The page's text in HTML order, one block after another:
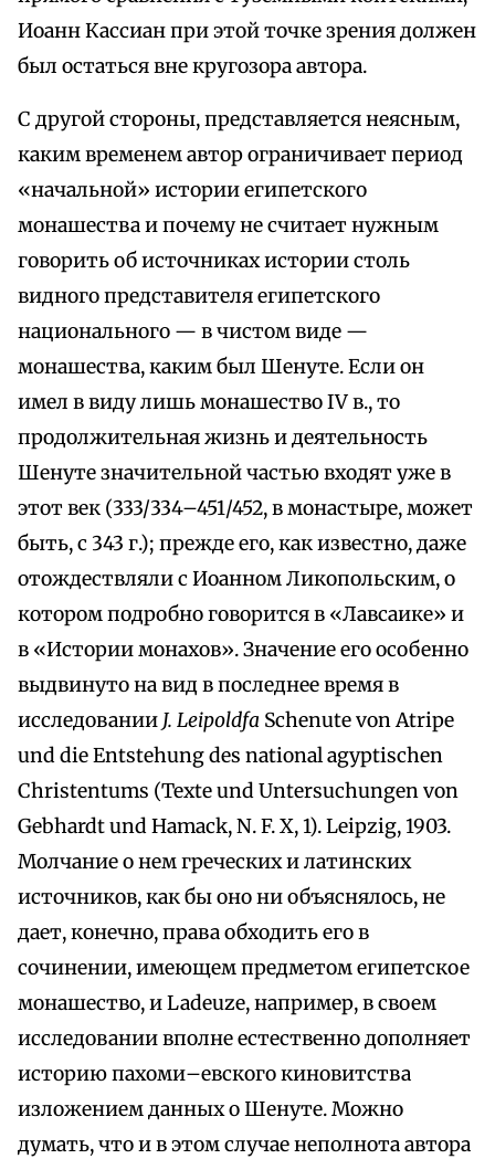
Иоанн Кассиан при этой точке зрения должен
был остаться вне кругозора автора.
С другой стороны, представляется неясным,
каким временем автор ограничивает период
«начальной» истории египетского
монашества и почему не считает нужным
говорить об источниках истории столь
видного представителя египетского
национального — в чистом виде —
монашества, каким был Шенуте. Если он
имел в виду лишь монашество IV в., то
продолжительная жизнь и деятельность
Шенуте значительной частью входят уже в
этот век (333/334–451/452, в монастыре, может
быть, с 343 г.); прежде его, как известно, даже
отождествляли с Иоанном Ликопольским, о
котором подробно говорится в «Лавсаике» и
в «Истории монахов». Значение его особенно
выдвинуто на вид в последнее время в
исследовании J. Leipoldfa Schenute von Atripe
und die Entstehung des national agyptischen
Christentums (Texte und Untersuchungen von
Gebhardt und Hamack, N. F. X, 1). Leipzig, 1903.
Молчание о нем греческих и латинских
источников, как бы оно ни объяснялось, не
дает, конечно, права обходить его в
сочинении, имеющем предметом египетское
монашество, и Ladeuze, например, в своем
исследовании вполне естественно дополняет
историю пахоми–евского киновитства
изложением данных о Шенуте. Можно
думать, что и в этом случае неполнота автора